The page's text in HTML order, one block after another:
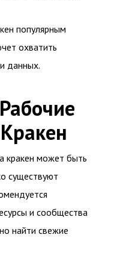
популярным
охватить
данных.
кракен может быть
существуют
и сообщества
найти свежие